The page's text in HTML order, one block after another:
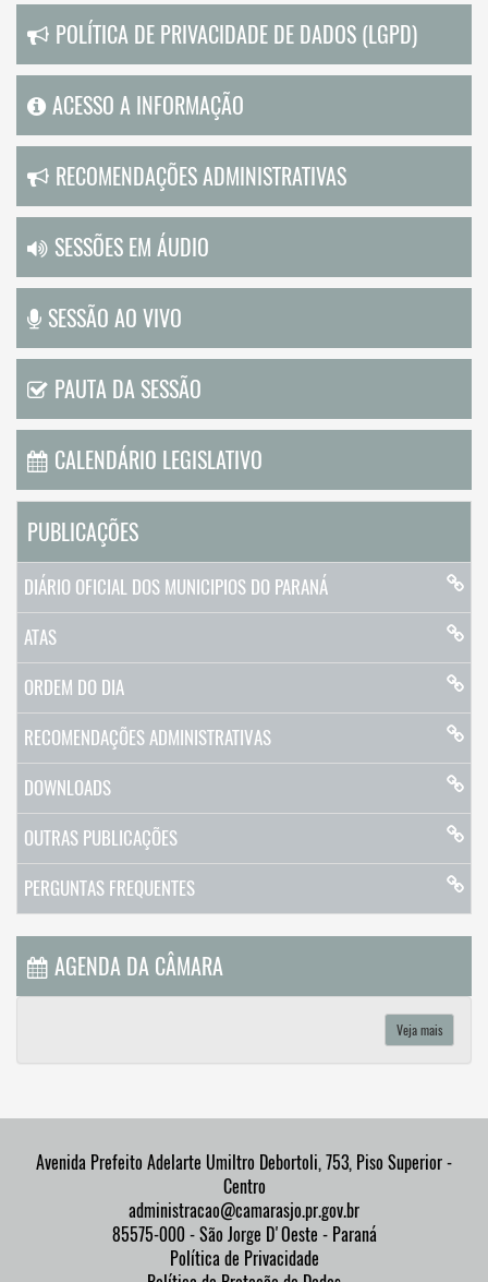
POLÍTICA DE PRIVACIDADE DE DADOS (LGPD)
ACESSO A INFORMAÇÃO
RECOMENDAÇÕES ADMINISTRATIVAS
SESSÕES EM ÁUDIO
SESSÃO AO VIVO
PAUTA DA SESSÃO
CALENDÁRIO LEGISLATIVO
PUBLICAÇÕES
DIÁRIO OFICIAL DOS MUNICIPIOS DO PARANÁ
ATAS
ORDEM DO DIA
RECOMENDAÇÕES ADMINISTRATIVAS
DOWNLOADS
OUTRAS PUBLICAÇÕES
PERGUNTAS FREQUENTES
AGENDA DA CÂMARA
Veja mais
Avenida Prefeito Adelarte Umiltro Debortoli, 753, Piso Superior -
Centro
administracao@camarasjo.pr.gov.br
85575-000 - São Jorge D'Oeste - Paraná
Política de Privacidade